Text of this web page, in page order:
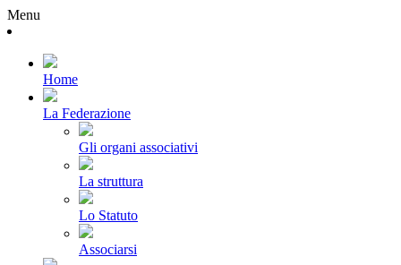
Menu
Home
La Federazione
Gli organi associativi
La struttura
Lo Statuto
Associarsi